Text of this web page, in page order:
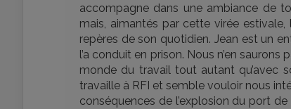
accompagne dans une ambiance de
mais, aimantés par cette virée
repères de son quotidien. Jean est un
l’a conduit en prison. Nous n’en
monde du travail tout autant qu’avec
travaille à RFI et semble vouloir nous
conséquences de l’explosion du port